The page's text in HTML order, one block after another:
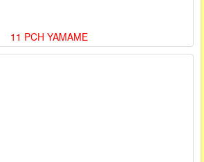
11 PCH YAMAME